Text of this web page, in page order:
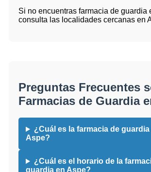
Si no encuentras farmacia de guardia
consulta las localidades cercanas en
Preguntas Frecuentes
Farmacias de Guardia
¿Cuál es la farmacia de
Aspe?
¿Cuál es el horario de la
guardia en Aspe?